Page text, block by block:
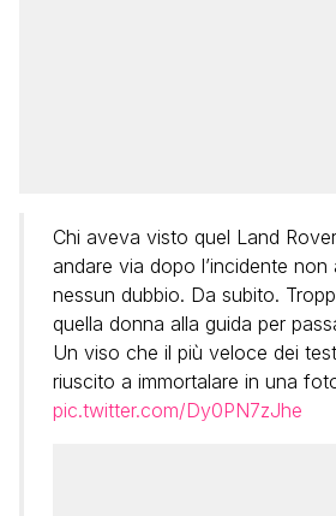
Chi aveva visto quel Land
andare via dopo l’incidente
nessun dubbio. Da subito.
quella donna alla guida per
Un viso che il più veloce dei
riuscito a immortalare in una
pic.twitter.com/Dy0PN7zJhe